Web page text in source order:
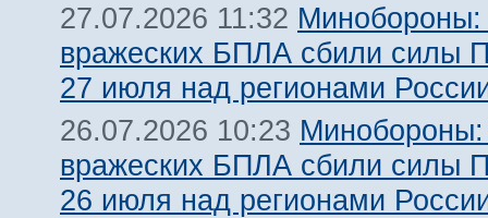
27.07.2026 11:32 Минобороны:
вражеских БПЛА сбили силы
27 июля над регионами
26.07.2026 10:23
вражеских БПЛА сбили силы
26 июля над регионами